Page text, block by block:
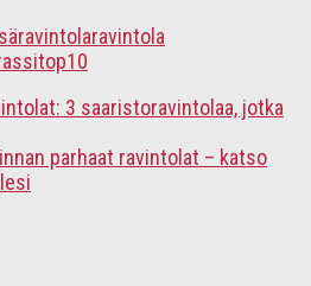
ravintolaravintola
top10
3 saaristoravintolaa, jotka
parhaat ravintolat – katso